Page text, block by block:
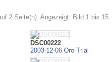
2 Seite(n). Angezeigt: Bild 1 bis 15.
DSC00222
2003-12-06 Oro Trial